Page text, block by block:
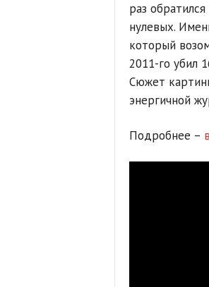
раз
нулевых.
который
2011-го убил
Сюжет
энергичной
Подробнее –